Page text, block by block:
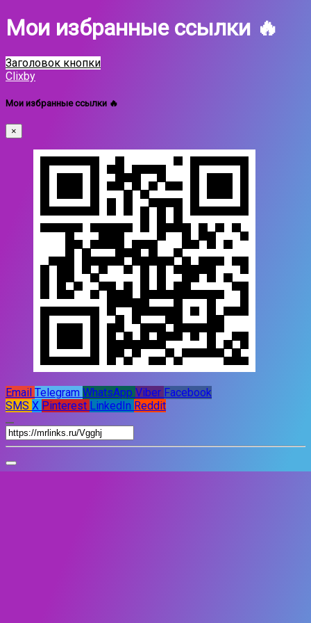
Мои избранные ссылки 🔥
Заголовок кнопки
Clixby
Мои избранные ссылки 🔥
×
Email Telegram WhatsApp Viber Facebook
SMS X Pinterest LinkedIn Reddit